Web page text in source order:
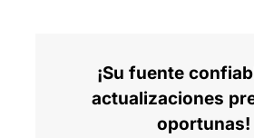
¡Su fuente
actualizaciones
oportunas!